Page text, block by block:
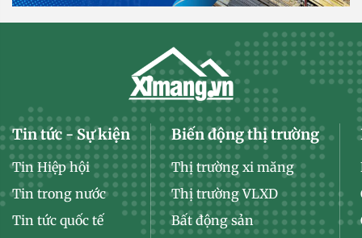
Tin tức - Sự kiện
Tin Hiệp hội
Tin trong nước
Tin tức quốc tế
Biến động thị trường
Thị trường xi măng
Thị trường VLXD
Bất động sản